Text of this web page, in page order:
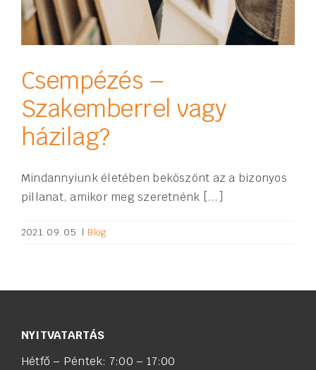
Csempézés –
Szakemberrel vagy
házilag?
Mindannyiunk életében beköszönt az a bizonyos
pillanat, amikor meg szeretnénk [...]
2021. 09. 05. | Blog
NYITVATARTÁS
Hétfő – Péntek: 7:00 – 17:00